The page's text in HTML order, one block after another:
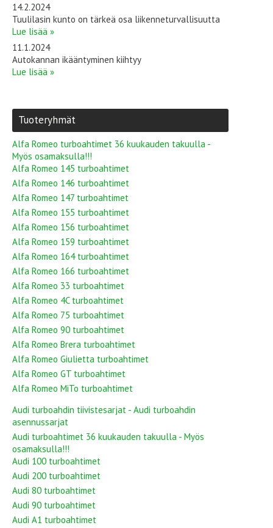
14.2.2024
Tuulilasin kunto on tärkeä osa liikenneturvallisuutta
Lue lisää »
11.1.2024
Autokannan ikääntyminen kiihtyy
Lue lisää »
Tuoteryhmät
Alfa Romeo turboahtimet 36 kuukauden takuulla -
Myös osamaksulla!!!
Alfa Romeo 145 turboahtimet
Alfa Romeo 146 turboahtimet
Alfa Romeo 147 turboahtimet
Alfa Romeo 155 turboahtimet
Alfa Romeo 156 turboahtimet
Alfa Romeo 159 turboahtimet
Alfa Romeo 164 turboahtimet
Alfa Romeo 166 turboahtimet
Alfa Romeo 33 turboahtimet
Alfa Romeo 4C turboahtimet
Alfa Romeo 75 turboahtimet
Alfa Romeo 90 turboahtimet
Alfa Romeo Brera turboahtimet
Alfa Romeo Giulietta turboahtimet
Alfa Romeo GT turboahtimet
Alfa Romeo MiTo turboahtimet
Audi turboahdin tiivistesarjat - Audi turboahdin
asennussarjat
Audi turboahtimet 36 kuukauden takuulla - Myös
osamaksulla!!!
Audi 100 turboahtimet
Audi 200 turboahtimet
Audi 80 turboahtimet
Audi 90 turboahtimet
Audi A1 turboahtimet